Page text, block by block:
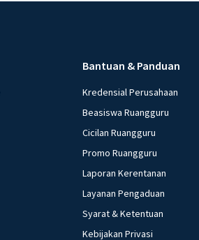
Bantuan & Panduan
Kredensial Perusahaan
Beasiswa Ruangguru
Cicilan Ruangguru
Promo Ruangguru
Laporan Kerentanan
Layanan Pengaduan
Syarat & Ketentuan
Kebijakan Privasi